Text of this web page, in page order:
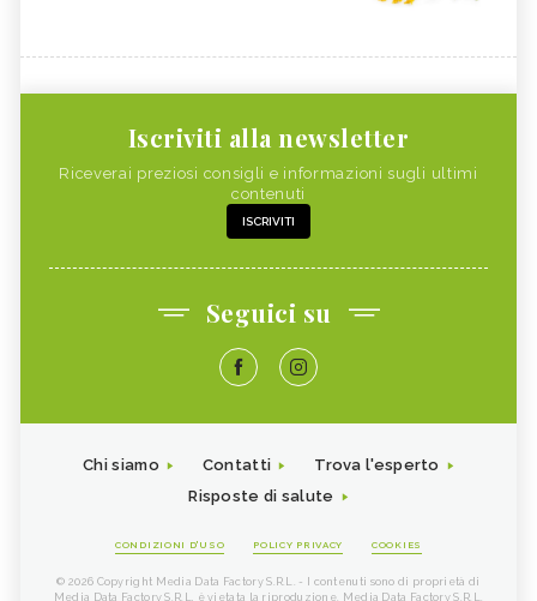
Iscriviti alla newsletter
Riceverai preziosi consigli e informazioni sugli ultimi
contenuti
ISCRIVITI
Seguici su
Chi siamo Contatti
Trova l'esperto
Risposte di salute
CONDIZIONI D'USO POLICY PRIVACY COOKIES
© 2026 Copyright Media Data Factory S.R.L. - I contenuti sono di proprietà di
Media Data Factory S.R.L, è vietata la riproduzione. Media Data Factory S.R.L.